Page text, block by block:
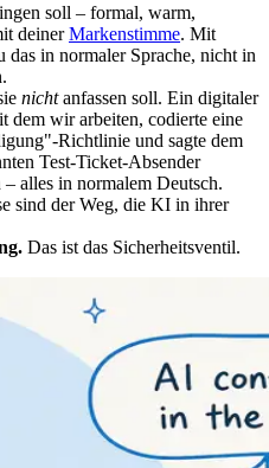
soll – formal, warm,
deinerMarkenstimme. Mit
das in normaler Sprache, nicht in
nichtanfassen soll. Ein digitaler
dem wir arbeiten, codierte eine
Richtlinie und sagte dem
Test-Ticket-Absender
alles in normalem Deutsch.
sind der Weg, die KI in ihrer
Das ist das Sicherheitsventil.